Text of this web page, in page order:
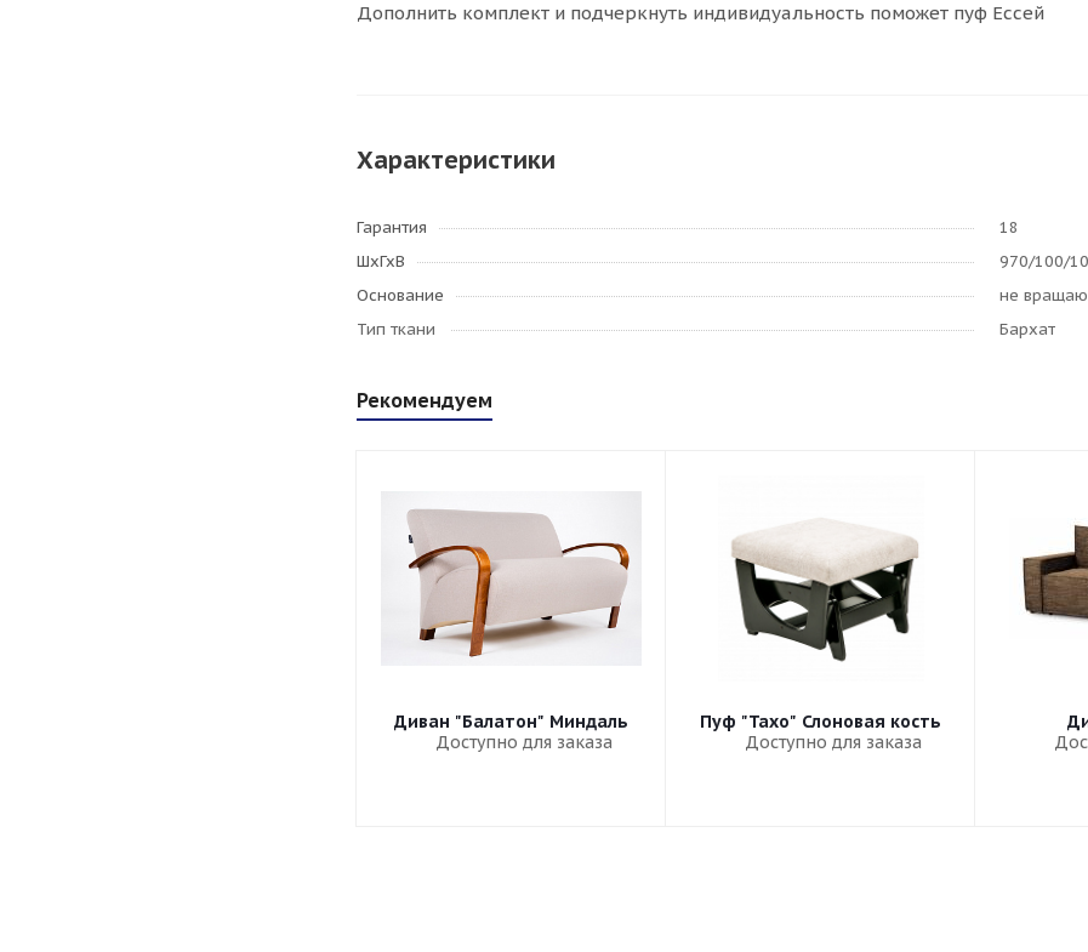
Дополнить комплект и подчеркнуть индивидуальность поможет пуф Ессей
Характеристики
Гарантия
18
ШхГхВ
970/100/
Основание
не
Тип ткани
Бархат
Рекомендуем
Диван "Балатон" Миндаль
Доступно для заказа
Пуф "Тахо" Слоновая кость
Доступно для заказа